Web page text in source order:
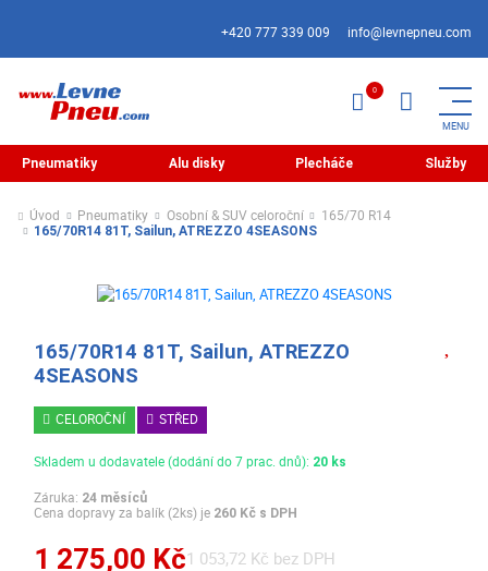
+420 777 339 009 info@levnepneu.com
Pneumatiky Alu disky Plecháče Služby
Úvod Pneumatiky Osobní & SUV celoroční 165/70 R14
165/70R14 81T, Sailun, ATREZZO 4SEASONS
165/70R14 81T, Sailun, ATREZZO
4SEASONS
CELOROČNÍ STŘED
Skladem u dodavatele (dodání do 7 prac. dnů): 20 ks
Záruka: 24 měsíců
Cena dopravy za balík (2ks) je 260 Kč s DPH
1 275,00 Kč1 053,72 Kč bez DPH